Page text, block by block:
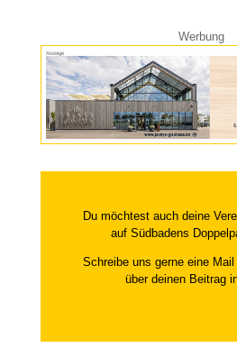
Werbung
Anzeige
Du möchtest auch deine
auf Südbadens
Schreibe uns gerne eine
über deinen Beitrag